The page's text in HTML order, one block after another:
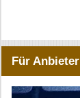
Für Anbieter